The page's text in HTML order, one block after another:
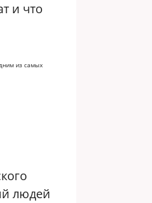
и что
из самых
людей